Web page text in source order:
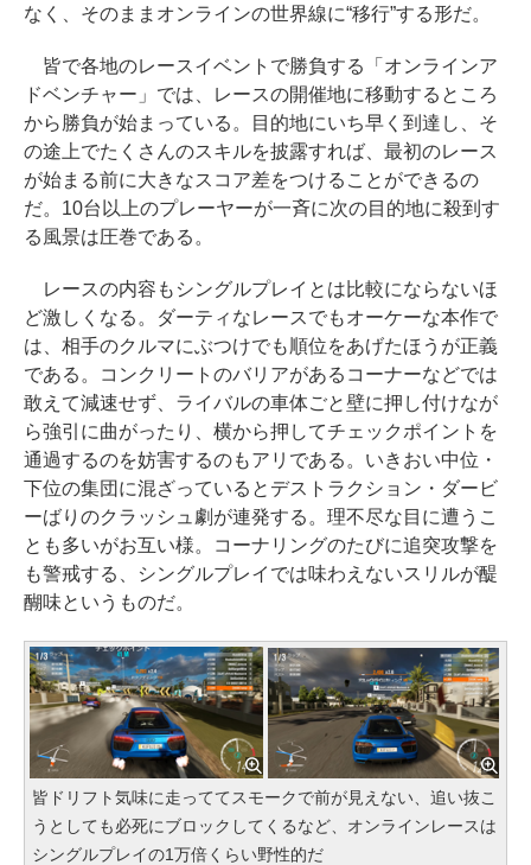
なく、そのままオンラインの世界線に“移行”する形だ。
皆で各地のレースイベントで勝負する「オンラインア
ドベンチャー」では、レースの開催地に移動するところ
から勝負が始まっている。目的地にいち早く到達し、そ
の途上でたくさんのスキルを披露すれば、最初のレース
が始まる前に大きなスコア差をつけることができるの
だ。10台以上のプレーヤーが一斉に次の目的地に殺到す
る風景は圧巻である。
レースの内容もシングルプレイとは比較にならないほ
ど激しくなる。ダーティなレースでもオーケーな本作で
は、相手のクルマにぶつけでも順位をあげたほうが正義
である。コンクリートのバリアがあるコーナーなどでは
敢えて減速せず、ライバルの車体ごと壁に押し付けなが
ら強引に曲がったり、横から押してチェックポイントを
通過するのを妨害するのもアリである。いきおい中位・
下位の集団に混ざっているとデストラクション・ダービ
ーばりのクラッシュ劇が連発する。理不尽な目に遭うこ
とも多いがお互い様。コーナリングのたびに追突攻撃を
も警戒する、シングルプレイでは味わえないスリルが醍
醐味というものだ。
皆ドリフト気味に走っててスモークで前が見えない、追い抜こ
うとしても必死にブロックしてくるなど、オンラインレースは
シングルプレイの1万倍くらい野性的だ